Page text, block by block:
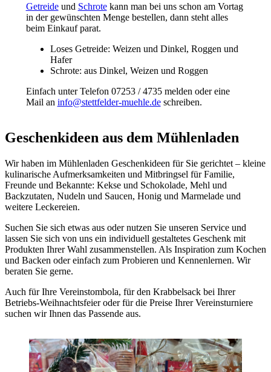
Getreideund Schrotekann man bei uns schon am Vortag
in der gewünschten Menge bestellen, dann steht alles
beim Einkauf parat.
Loses Getreide: Weizen und Dinkel, Roggen und
Hafer
Schrote: aus Dinkel, Weizen und Roggen
Einfach unter Telefon 07253 / 4735 melden oder eine
Mail an info@stettfelder-muehle.deschreiben.
Geschenkideen aus dem Mühlenladen
Wir haben im Mühlenladen Geschenkideen für Sie gerichtet – kleine
kulinarische Aufmerksamkeiten und Mitbringsel für Familie,
Freunde und Bekannte: Kekse und Schokolade, Mehl und
Backzutaten, Nudeln und Saucen, Honig und Marmelade und
weitere Leckereien.
Suchen Sie sich etwas aus oder nutzen Sie unseren Service und
lassen Sie sich von uns ein individuell gestaltetes Geschenk mit
Produkten Ihrer Wahl zusammenstellen. Als Inspiration zum Kochen
und Backen oder einfach zum Probieren und Kennenlernen. Wir
beraten Sie gerne.
Auch für Ihre Vereinstombola, für den Krabbelsack bei Ihrer
Betriebs-Weihnachtsfeier oder für die Preise Ihrer Vereinsturniere
suchen wir Ihnen das Passende aus.